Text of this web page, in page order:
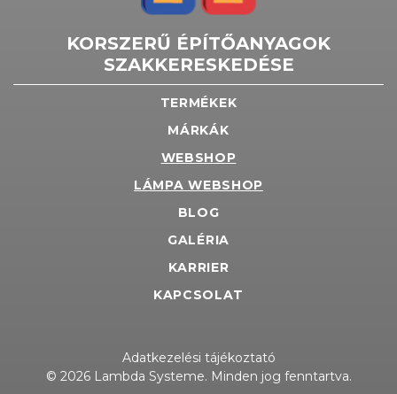
KORSZERŰ ÉPÍTŐANYAGOK
SZAKKERESKEDÉSE
TERMÉKEK
MÁRKÁK
WEBSHOP
LÁMPA WEBSHOP
BLOG
GALÉRIA
KARRIER
KAPCSOLAT
Adatkezelési tájékoztató
© 2026 Lambda Systeme. Minden jog fenntartva.